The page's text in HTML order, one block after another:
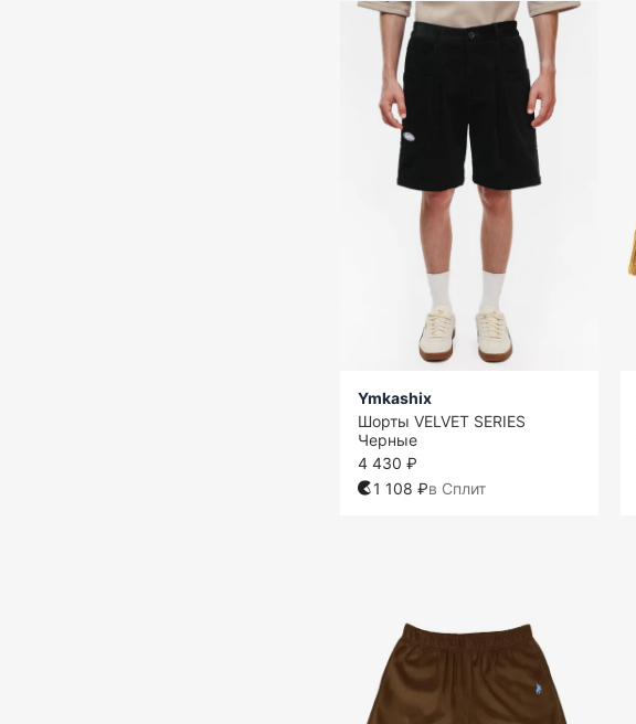
Ymkashix
Шорты VELVET SERIES
Черные
4 430 ₽
1 108 ₽в Сплит